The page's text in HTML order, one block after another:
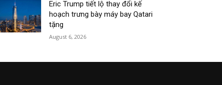
Eric Trump tiết lộ thay đổi kế
hoạch trưng bày máy bay Qatari
tặng
August 6, 2026